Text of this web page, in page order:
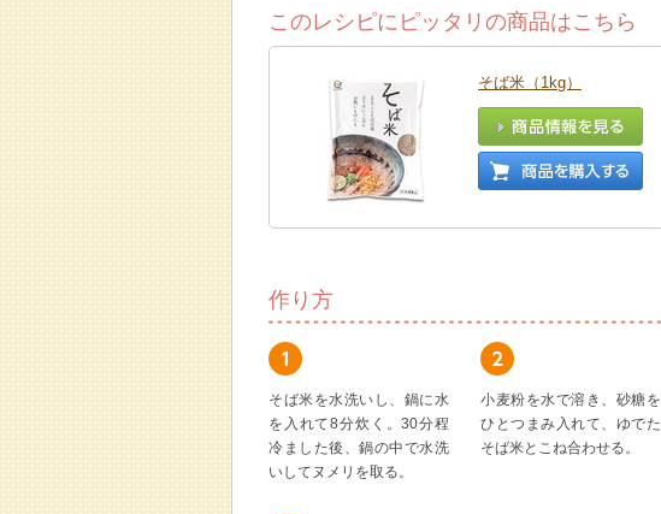
このレシピにピッタリの商品はこちら
そば米（1kg）
作り方
そば米を水洗いし、鍋に水
を入れて8分炊く。30分程
冷ました後、鍋の中で水洗
いしてヌメリを取る。
小麦粉を水で溶き、砂糖を
ひとつまみ入れて、ゆでた
そば米とこね合わせる。